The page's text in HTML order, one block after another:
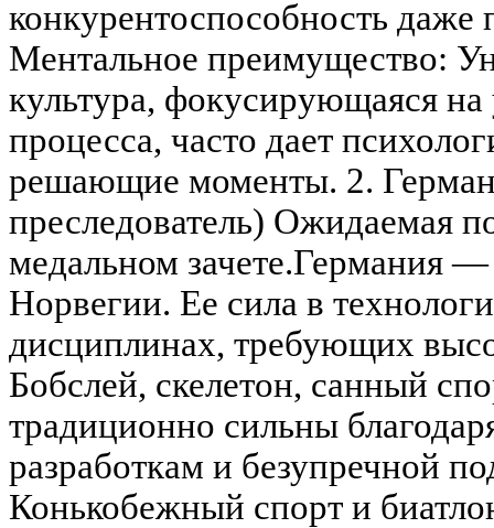
конкурентоспособность даже
Ментальное преимущество:
культура, фокусирующаяся на
процесса, часто дает
решающие моменты. 2.
преследователь) Ожидаемая
медальном зачете.Германия
Норвегии. Ее сила в
дисциплинах, требующих
Бобслей, скелетон, санный
традиционно сильны
разработкам и безупречной
Конькобежный спорт и